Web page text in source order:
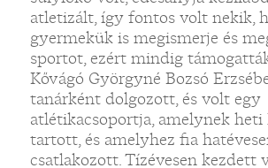
atletizált, így fontos volt nekik,
gyermekük is megismerje és
sportot, ezért mindig
Kővágó Györgyné Bozsó
tanárként dolgozott, és volt egy
atlétikacsoportja, amelynek heti
tartott, és amelyhez fia
csatlakozott. Tízévesen kezdett